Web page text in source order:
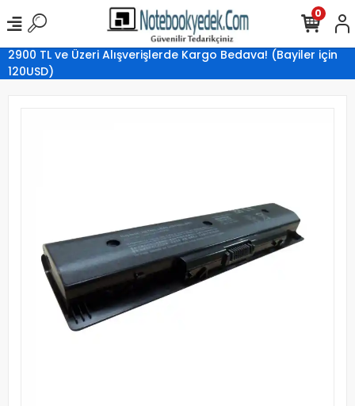
2900 TL ve Üzeri Alışverişlerde Kargo Bedava! (Bayiler için
120USD)
0